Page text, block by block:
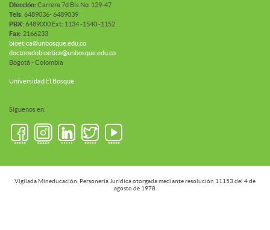
Diección:Carrera 7d Bis No. 129-47
Tels: 6489036- 6489039
PBX:6489000 Ext: 1134 -1540 -1152
Fax: 2166233
bioetica@unbosque.edu.co
doctoradobioetica@unbosque.edu.co
Bogotá - Colombia
Universidad El Bosque
Síguenos en:
Vigilada Mineducación. Personería Jurídica otorgada mediante resolución 11153 del 4 de
agosto de 1978.